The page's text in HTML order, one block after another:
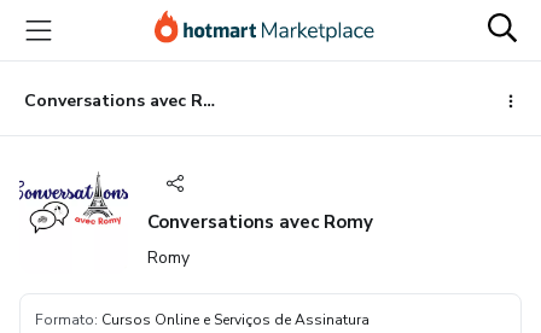
para
conteúdo
principal
para
pagamento
para
rodapé
Conversations avec Romy
Conversations avec Romy
Romy
Formato: Cursos Online e Serviços de Assinatura